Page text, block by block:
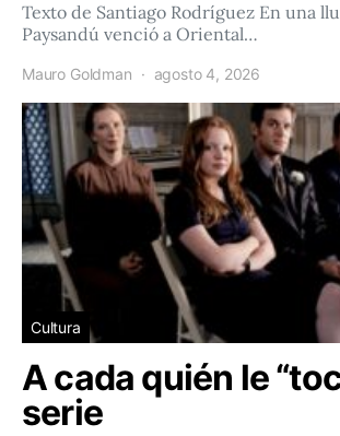
Texto de Santiago Rodríguez En una
Paysandú venció a Oriental…
Mauro Goldman agosto 4, 2026
Cultura
A cada quién le
serie